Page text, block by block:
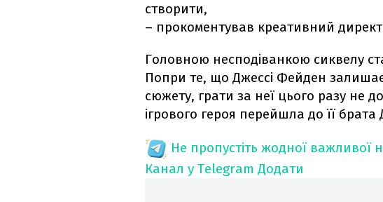
створити,
– прокоментував креативний
Головною несподіванкою сиквелу
Попри те, що Джессі Фейден
сюжету, грати за неї цього разу не
ігрового героя перейшла до її брата
Не пропустіть жодної важливої
Канал у Telegram Додати